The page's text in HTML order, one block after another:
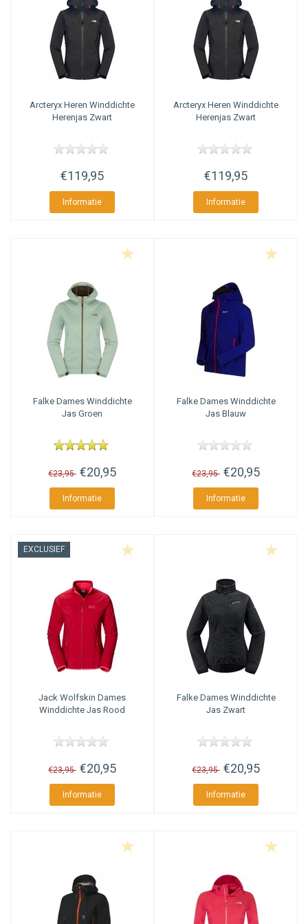
organische posities te behalen in zoekmachines.
AmaSEO Categorie overige aspecten
Naast de juiste categorie titel, een goede meta description en een tekst
zijn er nog andere aspecten die meespelen bij de optimalisatie van een
categoriepagina (dan komen er teveel verschillende termen bij,
waardoor de focus zoek raakt).
Arcteryx Heren Winddichte
Herenjas Zwart
€119,95
Informatie
Arcteryx Heren Winddichte
Herenjas Zwart
€119,95
Informatie
FalkeDames Winddichte
Jas Groen
€23,95 €20,95
Informatie
FalkeDames Winddichte
Jas Blauw
€23,95 €20,95
Informatie
EXCLUSIEF
Jack Wolfskin Dames
Winddichte Jas Rood
€23,95 €20,95
Informatie
FalkeDames Winddichte
Jas Zwart
€23,95 €20,95
Informatie